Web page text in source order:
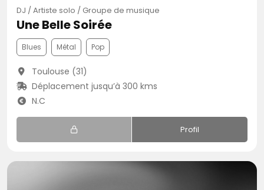
DJ / Artiste solo / Groupe de musique
Une Belle Soirée
Blues Métal Pop
Toulouse (31)
Déplacement jusqu’à 300 kms
N.C
Profil